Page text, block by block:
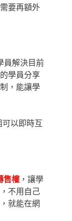
要再額外
員解決目前
學員分享
，能讓學
以即時互
售權 ，讓學
不用自己
就能在網